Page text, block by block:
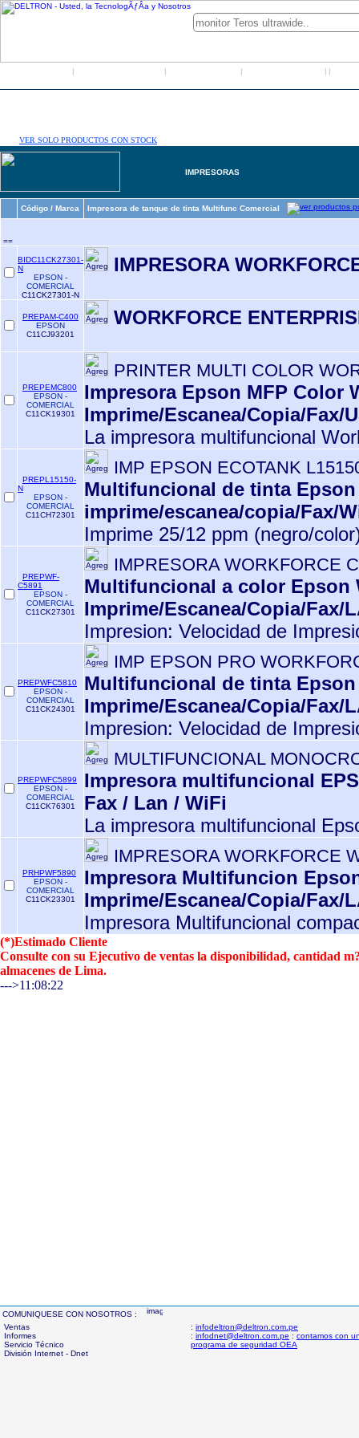
| | | | |
VER SOLO PRODUCTOS CON STOCK
IMPRESORAS
Código / Marca Impresora de tanque de tinta Multifunc Comercial
==
BIDC11CK27301-
N
EPSON -
COMERCIAL
C11CK27301-N
IMPRESORA
PREPAM-C400
EPSON
C11CJ93201
WORKFORCE
PREPEMC800
EPSON -
COMERCIAL
C11CK19301
PRINTER MULTI COLOR
Impresora Epson MFP Color
Imprime/Escanea/Copia/Fax/
La impresora multifuncional
PREPL15150-
N
EPSON -
COMERCIAL
C11CH72301
IMP EPSON ECOTANK
Multifuncional de tinta Epson
imprime/escanea/copia/Fax/
Imprime 25/12 ppm (negro/
PREPWF-
C5891
EPSON -
COMERCIAL
C11CK27301
IMPRESORA WORKFORCE
Multifuncional a color Epson
Imprime/Escanea/Copia/Fax/
Impresion: Velocidad de
PREPWFC5810
EPSON -
COMERCIAL
C11CK24301
IMP EPSON PRO
Multifuncional de tinta Epson
Imprime/Escanea/Copia/Fax/
Impresion: Velocidad de
PREPWFC5899
EPSON -
COMERCIAL
C11CK76301
MULTIFUNCIONAL
Impresora multifuncional
Fax / Lan / WiFi
La impresora multifuncional
PRHPWF5890
EPSON -
COMERCIAL
C11CK23301
IMPRESORA WORKFORCE
Impresora Multifuncion
Imprime/Escanea/Copia/Fax/
Impresora Multifuncional
(*)Estimado Cliente
Consulte con su Ejecutivo de ventas la disponibilidad, cantidad
almacenes de Lima.
--->11:08:22
COMUNIQUESE CON NOSOTROS :
Ventas
Informes
Servicio Técnico
División Internet - Dnet
: infodeltron@deltron.com.pe
: infodnet@deltron.com.pe : contamos con
programa de seguridad OEA